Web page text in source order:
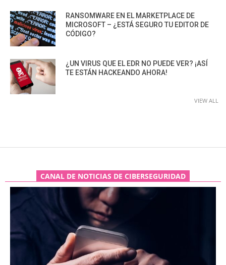
RANSOMWARE EN EL MARKETPLACE DE
MICROSOFT – ¿ESTÁ SEGURO TU EDITOR DE
CÓDIGO?
¿UN VIRUS QUE EL EDR NO PUEDE VER? ¡ASÍ
TE ESTÁN HACKEANDO AHORA!
VIEW ALL
CANAL DE NOTICIAS DE CIBERSEGURIDAD